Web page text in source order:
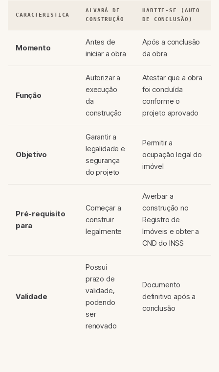
CARACTERÍSTICA
ALVARÁ DE
CONSTRUÇÃO
HABITE-SE (AUTO
DE CONCLUSÃO)
Momento
Antes de
iniciar a obra
Após a conclusão
da obra
Função
Autorizar a
execução
da
construção
Atestar que a obra
foi concluída
conforme o
projeto aprovado
Objetivo
Garantir a
legalidade e
segurança
do projeto
Permitir a
ocupação legal do
imóvel
Pré-requisito
para
Começar a
construir
legalmente
Averbar a
construção no
Registro de
Imóveis e obter a
CND do INSS
Validade
Possui
prazo de
validade,
podendo
ser
renovado
Documento
definitivo após a
conclusão